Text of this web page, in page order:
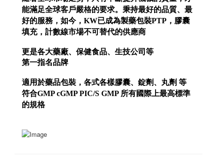
能滿足全球客戶嚴格的要求。秉持最好的品質、最
好的服務，如今，KW已成為製藥包裝PTP，膠囊
填充，計數線市場不可替代的供應商
更是各大藥廠、保健食品、生技公司 等
第一指名品牌
適用於藥品包裝，各式各樣膠囊、錠劑、丸劑 等
符合GMP cGMP PIC/S GMP 所有國際上最高標準
的規格